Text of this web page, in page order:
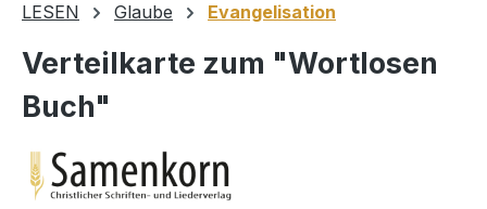
LESEN Glaube Evangelisation
Verteilkarte zum "Wortlosen
Buch"